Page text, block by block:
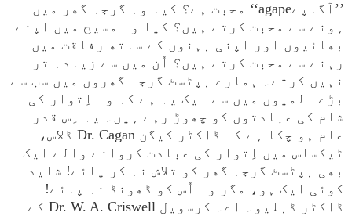
’’آگاپےagape‘‘ محبت ہے؟ کیا وہ گرجہ گھر میں
ہونے سے محبت کرتے ہیں؟ کیا وہ مسیح میں اپنے
بھائیوں اور اپنی بہنوں کے ساتھ رفاقت میں
رہنے سے محبت کرتے ہیں؟ اُن میں سے زیادہ تر
نہیں کرتے۔ ہمارے بپٹسٹ گرجہ گھروں میں سب سے
بڑے المیوں میں سے ایک یہ ہے کہ وہ اِتوار کی
شام کی عبادتوں کو چھوڑ رہے ہیں۔ یہ اِس قدر
عام ہو چکا ہے کہ ڈاکٹر کیگن Dr. Cagan ڈلاس،
ٹیکساس میں اِتوار کی عبادت کروانے والے ایک
بھی بپٹسٹ گرجہ گھر کو تلاش نہ کر پائے! شاید
کوئی ایک ہو، مگر وہ اُس کو ڈھونڈ نہ پائے!
ڈاکٹر ڈبلیو۔ اے۔ کرسویل Dr. W. A. Criswell کے